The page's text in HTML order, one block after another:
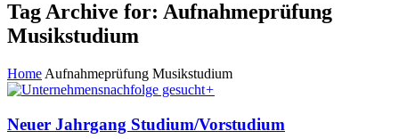
Tag Archive for: Aufnahmeprüfung
Musikstudium
Home Aufnahmeprüfung Musikstudium
+
Neuer Jahrgang Studium/Vorstudium